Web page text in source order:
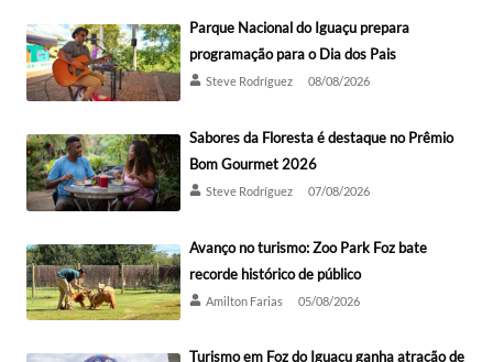
Parque Nacional do Iguaçu prepara
programação para o Dia dos Pais
Steve Rodríguez 08/08/2026
Sabores da Floresta é destaque no Prêmio
Bom Gourmet 2026
Steve Rodríguez 07/08/2026
Avanço no turismo: Zoo Park Foz bate
recorde histórico de público
Amilton Farias 05/08/2026
Turismo em Foz do Iguaçu ganha atração de